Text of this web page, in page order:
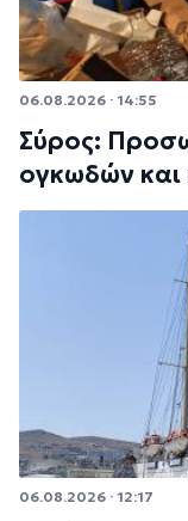
06.08.2026 · 14:55
Σύρος:
ογκωδών
06.08.2026 · 12:17